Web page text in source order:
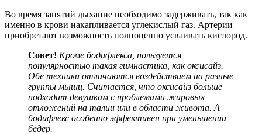
Во время занятий дыхание необходимо задерживать, так как
именно в крови накапливается углекислый газ. Артерии
приобретают возможность полноценно усваивать кислород.
Совет! Кроме бодифлекса, пользуется
популярностью такая гимнастика, как оксисайз.
Обе техники отличаются воздействием на разные
группы мышц. Считается, что оксисайз больше
подходит девушкам с проблемами жировых
отложений на талии или в области живота. А
бодифлекс особенно эффективен при уменьшении
бедер.